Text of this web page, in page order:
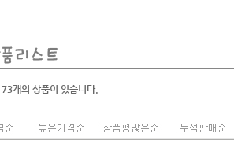
73개의 상품이 있습니다.